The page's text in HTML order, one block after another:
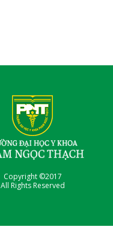
Copyright ©2017
All Rights Reserved